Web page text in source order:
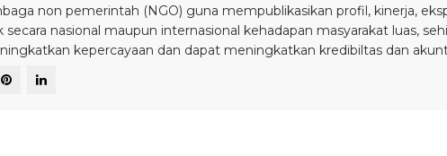
non pemerintah (NGO) guna mempublikasikan profil, kinerja,
secara nasional maupun internasional kehadapan masyarakat luas,
kepercayaan dan dapat meningkatkan kredibiltas dan